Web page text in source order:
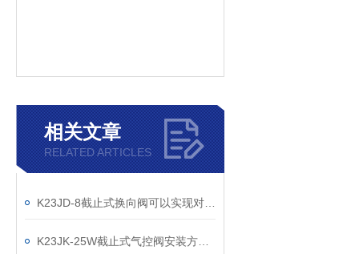
相关文章
RELATED ARTICLES